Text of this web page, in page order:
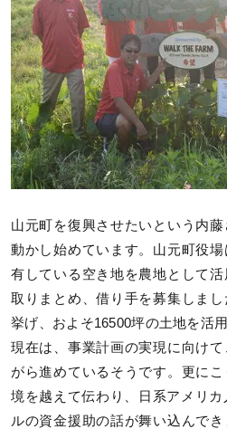
山元町を復興させたいという内
動かし始めています。山元町役
有している空き地を農地として
取りまとめ、借り手を募集しま
挙げ、およそ16500坪の土地を活
現在は、事業計画の実現に向け
がら進めているそうです。更に
境を越えて伝わり、日系アメリ
ルの資金援助の話が舞い込んで